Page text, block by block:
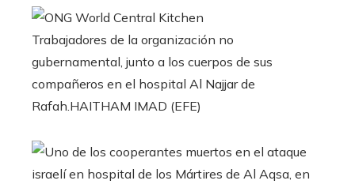
Trabajadores de la organización no
gubernamental, junto a los cuerpos de sus
compañeros en el hospital Al Najjar de
Rafah. HAITHAM IMAD (EFE)